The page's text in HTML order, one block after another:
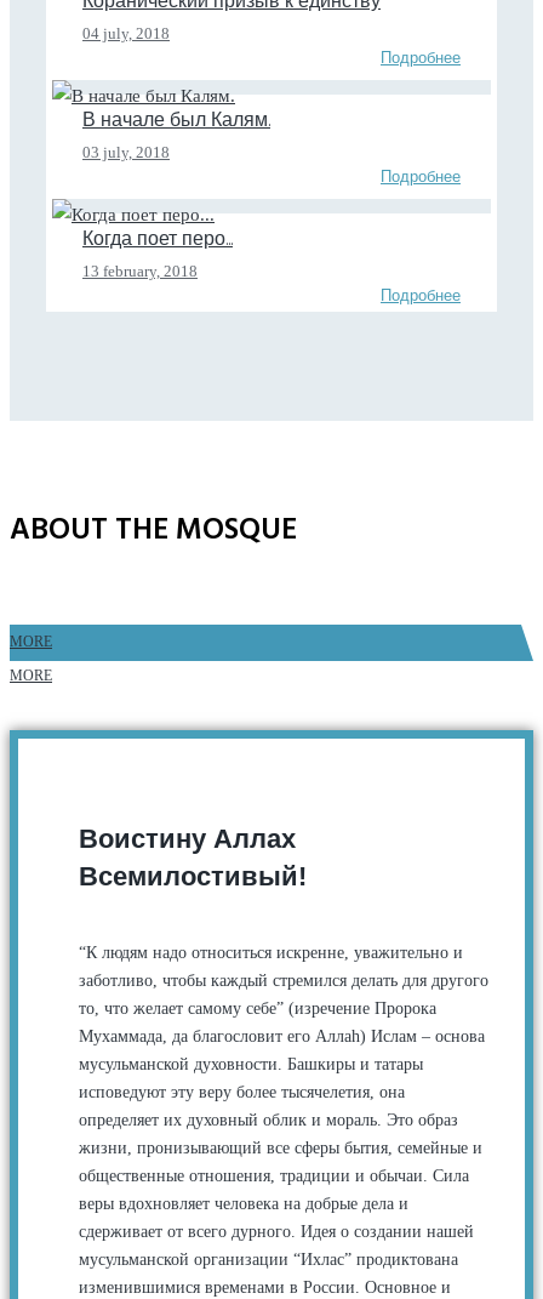
04 july, 2018
Подробнее
В начале был Калям.
03 july, 2018
Подробнее
Когда поет перо...
13 february, 2018
Подробнее
ABOUT THE MOSQUE
MORE
MORE
Воистину Аллах
Всемилостивый!
“К людям надо относиться искренне, уважительно и
заботливо, чтобы каждый стремился делать для другого
то, что желает самому себе” (изречение Пророка
Мухаммада, да благословит его Аллаh) Ислам – основа
мусульманской духовности. Башкиры и татары
исповедуют эту веру более тысячелетия, она
определяет их духовный облик и мораль. Это образ
жизни, пронизывающий все сферы бытия, семейные и
общественные отношения, традиции и обычаи. Сила
веры вдохновляет человека на добрые дела и
сдерживает от всего дурного. Идея о создании нашей
мусульманской организации “Ихлас” продиктована
изменившимися временами в России. Основное и